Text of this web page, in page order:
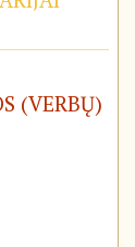
(VERBŲ)